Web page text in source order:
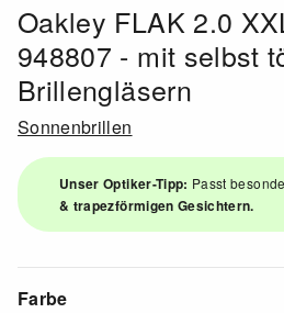
Oakley FLAK 2.0
948807 - mit selbst
Brillengläsern
Sonnenbrillen
Unser Optiker-Tipp: Passt
& trapezförmigen Gesichtern.
Farbe